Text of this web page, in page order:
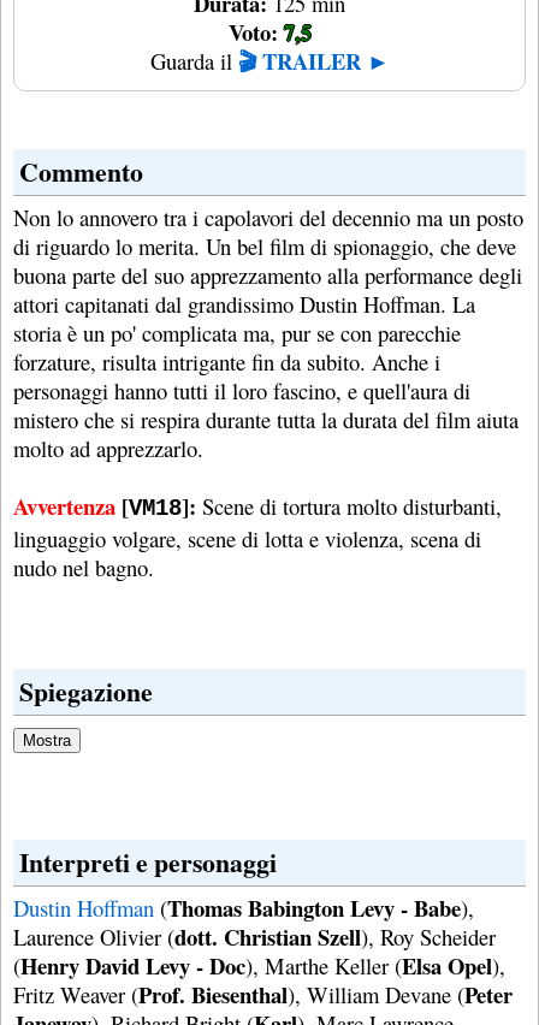
Voto: 7,5
Guarda il 🎬 TRAILER ►
Commento
Non lo annovero tra i capolavori del decennio ma un posto
di riguardo lo merita. Un bel film di spionaggio, che deve
buona parte del suo apprezzamento alla performance degli
attori capitanati dal grandissimo Dustin Hoffman. La
storia è un po' complicata ma, pur se con parecchie
forzature, risulta intrigante fin da subito. Anche i
personaggi hanno tutti il loro fascino, e quell'aura di
mistero che si respira durante tutta la durata del film aiuta
molto ad apprezzarlo.
Avvertenza [VM18]: Scene di tortura molto disturbanti,
linguaggio volgare, scene di lotta e violenza, scena di
nudo nel bagno.
Spiegazione
Interpreti e personaggi
Dustin Hoffman (Thomas Babington Levy - Babe),
Laurence Olivier (dott. Christian Szell), Roy Scheider
(Henry David Levy - Doc), Marthe Keller (Elsa Opel),
Fritz Weaver (Prof. Biesenthal), William Devane (Peter